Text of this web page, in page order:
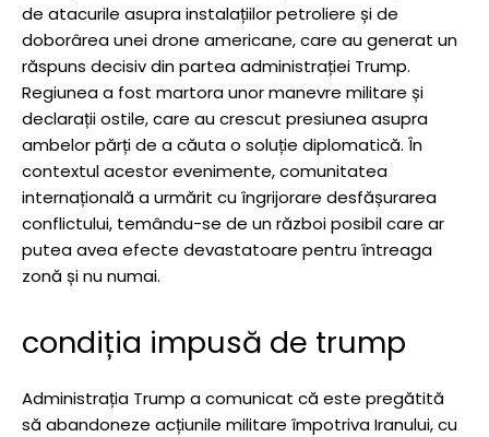
de atacurile asupra instalațiilor petroliere și de
doborârea unei drone americane, care au generat un
răspuns decisiv din partea administrației Trump.
Regiunea a fost martora unor manevre militare și
declarații ostile, care au crescut presiunea asupra
ambelor părți de a căuta o soluție diplomatică. În
contextul acestor evenimente, comunitatea
internațională a urmărit cu îngrijorare desfășurarea
conflictului, temându-se de un război posibil care ar
putea avea efecte devastatoare pentru întreaga
zonă și nu numai.
condiția impusă de trump
Administrația Trump a comunicat că este pregătită
să abandoneze acțiunile militare împotriva Iranului, cu